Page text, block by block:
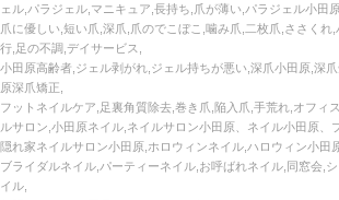
ェル,パラジェル,マニキュア,長持ち,爪が薄い,パラジェル小田
爪に優しい,短い爪,深爪,爪のでこぼこ,噛み爪,二枚爪,ささくれ
行,足の不調,デイサービス,
小田原高齢者,ジェル剥がれ,ジェル持ちが悪い,深爪小田原,深
原深爪矯正,
フットネイルケア,足裏角質除去,巻き爪,陥入爪,手荒れ,オフィ
ルサロン,小田原ネイル,ネイルサロン小田原、ネイル小田原、
隠れ家ネイルサロン小田原,ホロウィンネイル,ハロウィン小田
ブライダルネイル,パーティーネイル,お呼ばれネイル,同窓会,
イル,